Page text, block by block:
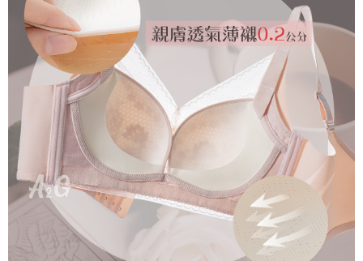
ATM／網路銀行／等多元方式進行付款，方視為交易完成。
※ 請注意：結帳手續完成當下不需立刻繳費，但若您需要取消訂單，請聯絡
購買商品的店家。未經商家同意取消之訂單仍視為有效，需透過AFTEE先享
後付繳納相關費用。
※ 交易是否成功請以「AFTEE先享後付 」之結帳頁面顯示為準，若有關於
是否繳費成功／繳費後需取消欲退款等相關疑問，請聯繫「AFTEE先享後付
客戶支援中心」https://netprotections.freshdesk.com/support/home
【注意事項】
１．透過由恩沛科技股份有限公司提供之「AFTEE先享後付」服務完成之交
易，需依本服務之必要範圍內提供個人資料，並將交易相關給付款項請求債
權轉讓予恩沛科技股份有限公司。
２．關於個人資料處理事宜，請瀏覽以下網址：
https://aftee.tw/terms/#terms3
３．未成年的使用者請事先徵得法定代理人或監護人之同意方可使用
「AFTEE先享後付」，若未經同意申辦者引起之損失，本公司不負相關責
４．使用「AFTEE先享後付」時，將依據個別帳號之用戶狀況，依本公司即
7-11取貨付款
每筆NT$60，滿NT$699(含以上)免運費
付款後7-11取貨
每筆NT$60，滿NT$699(含以上)免運費
每筆NT$100，滿NT$2,000(含以上)免運費